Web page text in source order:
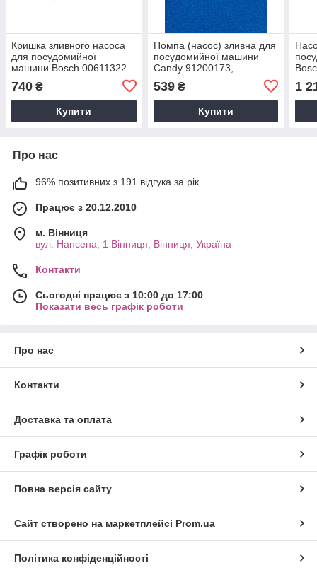
Кришка зливного насоса
для посудомийної
машини Bosch 00611322
740 ₴
Купити
Помпа (насос) зливна для
посудомийної машини
Candy 91200173,
539₴
Купити
1
Про нас
96% позитивних з 191 відгука за рік
Працює з 20.12.2010
м. Вінниця
вул. Нансена, 1 Вінниця, Вінниця, Україна
Контакти
Сьогодні працює з 10:00 до 17:00
Показати весь графік роботи
Про нас
Контакти
Доставка та оплата
Графік роботи
Повна версія сайту
Сайт створено на маркетплейсі Prom.ua
Політика конфіденційності